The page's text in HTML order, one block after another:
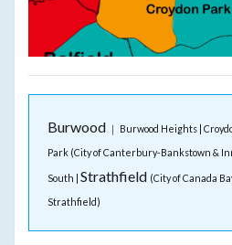
Burwood ｜ Burwood Heights |
Park (City of Canterbury-Bankstown &
South | Strathfield (City of Canada
Strathfield)